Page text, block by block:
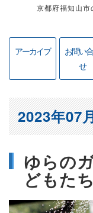
京都府福知山市
アーカイブ
お問い
せ
ゆらの
どもた
2023年07